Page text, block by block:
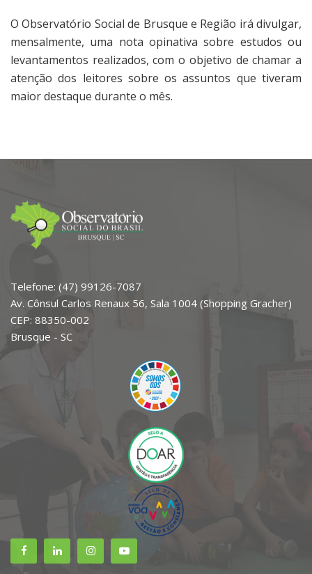
O Observatório Social de Brusque e Região irá divulgar,
mensalmente, uma nota opinativa sobre estudos ou
levantamentos realizados, com o objetivo de chamar a
atenção dos leitores sobre os assuntos que tiveram
maior destaque durante o mês.
Telefone: (47) 99126-7087
Av. Cônsul Carlos Renaux 56, Sala 1004 (Shopping Gracher)
CEP: 88350-002
Brusque - SC